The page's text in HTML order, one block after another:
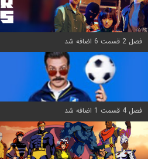
فصل 2 قسمت 6 اضافه شد
فصل 4 قسمت 1 اضافه شد